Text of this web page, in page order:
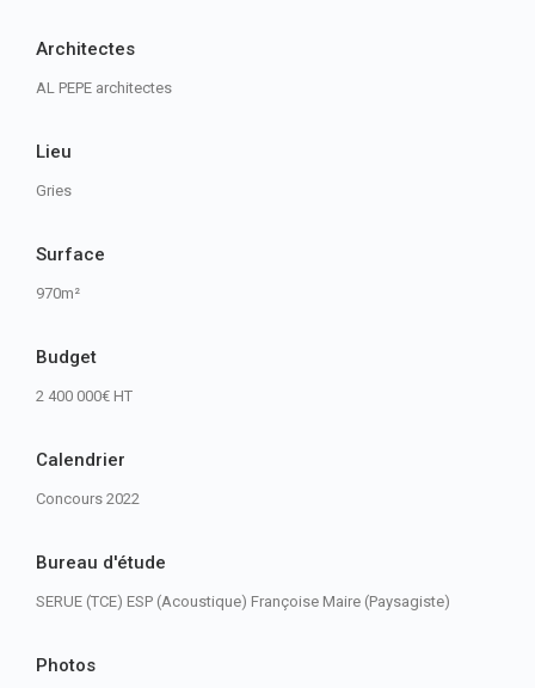
Architectes
AL PEPE architectes
Lieu
Gries
Surface
970m²
Budget
2 400 000€ HT
Calendrier
Concours 2022
Bureau d'étude
SERUE (TCE) ESP (Acoustique) Françoise Maire (Paysagiste)
Photos